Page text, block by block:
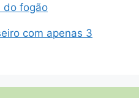
do fogão
com apenas 3